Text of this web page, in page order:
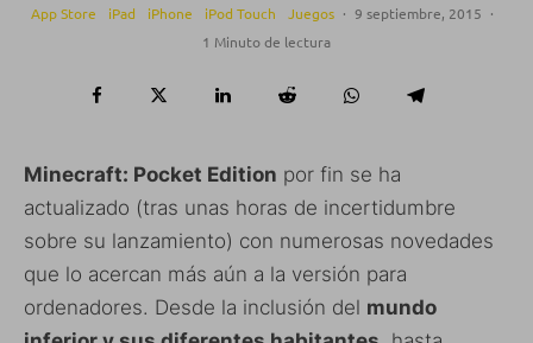
App Store iPad iPhone iPod Touch Juegos · 9 septiembre, 2015 ·
1 Minuto de lectura
Minecraft: Pocket Edition por fin se ha
actualizado (tras unas horas de incertidumbre
sobre su lanzamiento) con numerosas novedades
que lo acercan más aún a la versión para
ordenadores. Desde la inclusión del mundo